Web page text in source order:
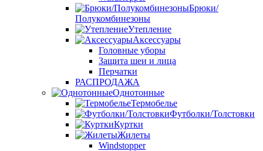
Брюки/
Полукомбинезоны
Утепление
Аксессуары
Головные уборы
Защита шеи и лица
Перчатки
РАСПРОДАЖА
Однотонные
Термобелье
Футболки/Толстовки
Куртки
Жилеты
Windstopper